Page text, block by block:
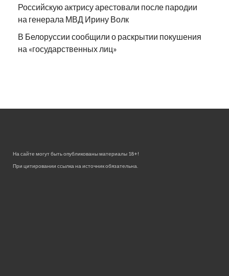
Российскую актрису арестовали после пародии
на генерала МВД Ирину Волк
В Белоруссии сообщили о раскрытии покушения
на «государственных лиц»
На сайте могут быть опубликованы материалы 18+!
При цитировании ссылка на источник обязательна.